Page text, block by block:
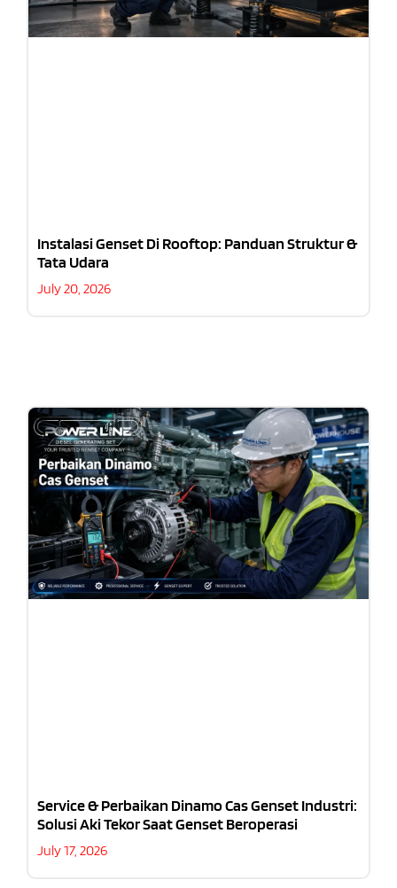
Instalasi Genset Di Rooftop: Panduan Struktur &
Tata Udara
July 20, 2026
Service & Perbaikan Dinamo Cas Genset Industri:
Solusi Aki Tekor Saat Genset Beroperasi
July 17, 2026